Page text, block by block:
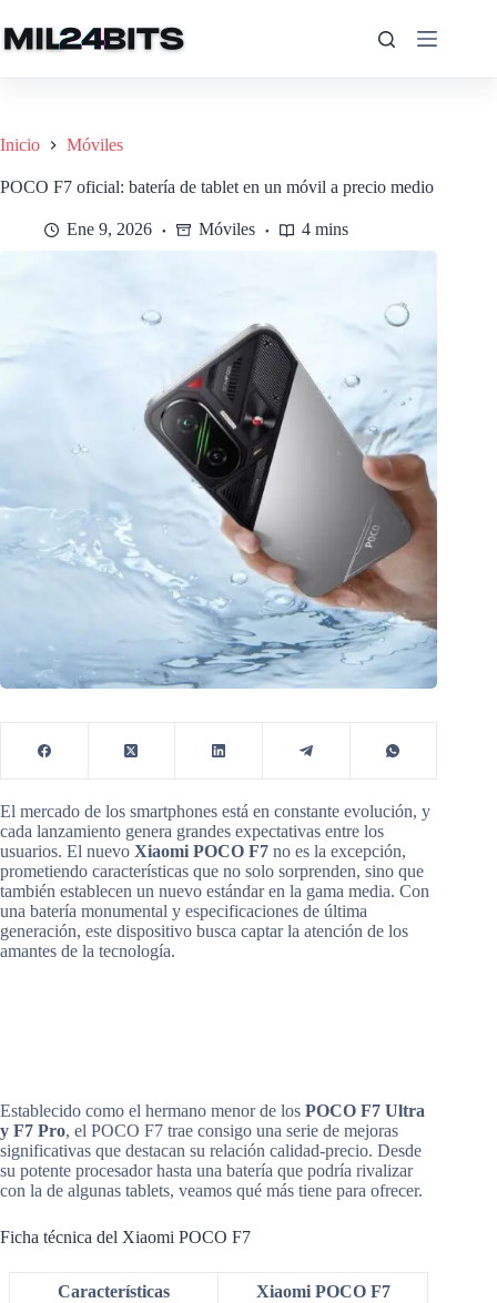
al
contenido
Inicio Móviles
POCO F7 oficial: batería de tablet en un móvil a precio medio
Ene 9, 2026 Móviles 4 mins
El mercado de los smartphones está en constante evolución, y
cada lanzamiento genera grandes expectativas entre los
usuarios. El nuevo Xiaomi POCO F7 no es la excepción,
prometiendo características que no solo sorprenden, sino que
también establecen un nuevo estándar en la gama media. Con
una batería monumental y especificaciones de última
generación, este dispositivo busca captar la atención de los
amantes de la tecnología.
Establecido como el hermano menor de los POCO F7 Ultra
y F7 Pro, el POCO F7 trae consigo una serie de mejoras
significativas que destacan su relación calidad-precio. Desde
su potente procesador hasta una batería que podría rivalizar
con la de algunas tablets, veamos qué más tiene para ofrecer.
Ficha técnica del Xiaomi POCO F7
Características Xiaomi POCO F7